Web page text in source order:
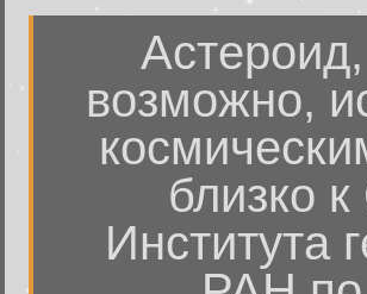
возможно,
близко
Института